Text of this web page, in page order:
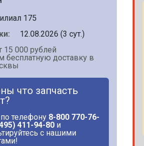
175
12.08.2026 (3 сут.)
15 000 рублей
бесплатную доставку в
что запчасть
телефону 8-800 770-76-
411-94-80 и
с нашими